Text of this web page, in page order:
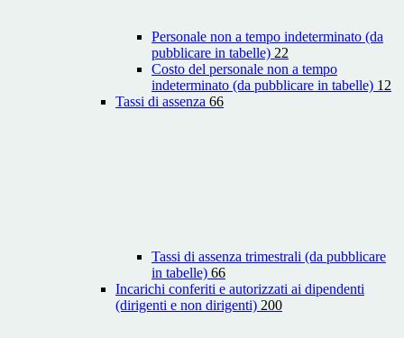
Personale non a tempo indeterminato (da
pubblicare in tabelle) 22
Costo del personale non a tempo
indeterminato (da pubblicare in tabelle) 12
Tassi di assenza 66
Tassi di assenza trimestrali (da pubblicare
in tabelle) 66
Incarichi conferiti e autorizzati ai dipendenti
(dirigenti e non dirigenti) 200